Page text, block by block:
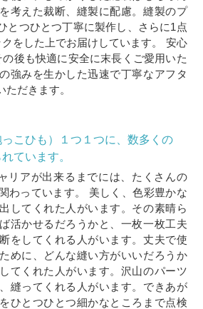
考えた裁断、縫製に配慮。縫製のプ
とつひとつ丁寧に製作し、さらに1点
をした上でお届けしています。 安心
後も快適に安全に末長くご愛用いた
強みを生かした迅速で丁寧なアフタ
だきます。
こひも）１つ１つに、数多くの
ています。
リアが出来るまでには、たくさんの
わっています。 美しく、色彩豊かな
してくれた人がいます。その素晴ら
活かせるだろうかと、一枚一枚工夫
をしてくれる人がいます。丈夫で使
めに、どんな縫い方がいいだろうか
てくれた人がいます。沢山のパーツ
縫ってくれる人がいます。できあが
ひとつひとつ細かなところまで点検